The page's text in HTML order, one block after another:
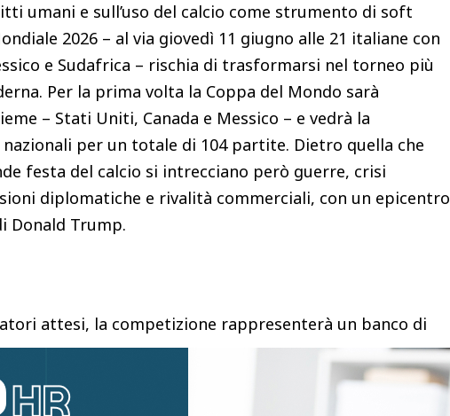
umani e sull’uso del calcio come strumento di soft
2026 – al via giovedì 11 giugno alle 21 italiane con
e Sudafrica – rischia di trasformarsi nel torneo più
Per la prima volta la Coppa del Mondo sarà
– Stati Uniti, Canada e Messico – e vedrà la
per un totale di 104 partite. Dietro quella che
festa del calcio si intrecciano però guerre, crisi
diplomatiche e rivalità commerciali, con un epicentro
Donald Trump.
attesi, la competizione rappresenterà un banco di
chiamata a gestire un evento planetario in una fase di
internazionale. Gli Stati Uniti ospiteranno 78 delle
in una situazione senza precedenti: per la